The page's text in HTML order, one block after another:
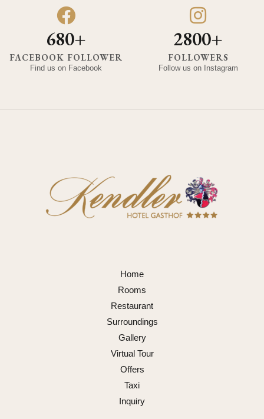
680+
FACEBOOK FOLLOWER
Find us on Facebook
2800+
FOLLOWERS
Follow us on Instagram
Home
Rooms
Restaurant
Surroundings
Gallery
Virtual Tour
Offers
Taxi
Inquiry